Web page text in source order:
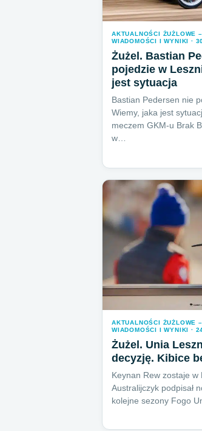
AKTUALNOŚCI ŻUŻLOWE
WIADOMOŚCI I WYNIKI ·
Żużel. Bastian
pojedzie w
jest sytuacja
Bastian Pedersen nie
Wiemy, jaka jest
meczem GKM-u Brak
w…
AKTUALNOŚCI ŻUŻLOWE
WIADOMOŚCI I WYNIKI ·
Żużel. Unia
decyzję. Kibice
Keynan Rew zostaje w
Australijczyk podpisał
kolejne sezony Fogo